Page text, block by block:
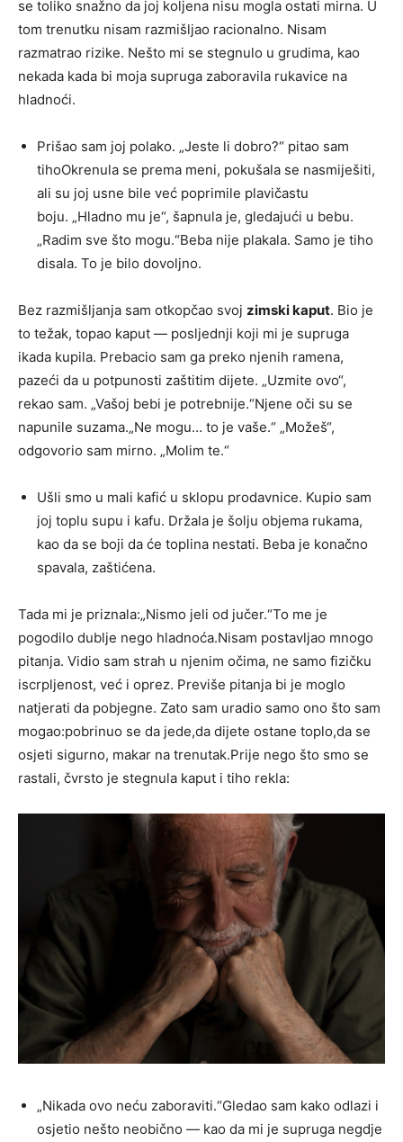
se toliko snažno da joj koljena nisu mogla ostati mirna. U
tom trenutku nisam razmišljao racionalno. Nisam
razmatrao rizike. Nešto mi se stegnulo u grudima, kao
nekada kada bi moja supruga zaboravila rukavice na
hladnoći.
Prišao sam joj polako. „Jeste li dobro?“ pitao sam
tihoOkrenula se prema meni, pokušala se nasmiješiti,
ali su joj usne bile već poprimile plavičastu
boju. „Hladno mu je“, šapnula je, gledajući u bebu.
„Radim sve što mogu.“Beba nije plakala. Samo je tiho
disala. To je bilo dovoljno.
Bez razmišljanja sam otkopčao svoj zimski kaput. Bio je
to težak, topao kaput — posljednji koji mi je supruga
ikada kupila. Prebacio sam ga preko njenih ramena,
pazeći da u potpunosti zaštitim dijete. „Uzmite ovo“,
rekao sam. „Vašoj bebi je potrebnije.“Njene oči su se
napunile suzama.„Ne mogu… to je vaše.“ „Možeš“,
odgovorio sam mirno. „Molim te.“
Ušli smo u mali kafić u sklopu prodavnice. Kupio sam
joj toplu supu i kafu. Držala je šolju objema rukama,
kao da se boji da će toplina nestati. Beba je konačno
spavala, zaštićena.
Tada mi je priznala:„Nismo jeli od jučer.“To me je
pogodilo dublje nego hladnoća.Nisam postavljao mnogo
pitanja. Vidio sam strah u njenim očima, ne samo fizičku
iscrpljenost, već i oprez. Previše pitanja bi je moglo
natjerati da pobjegne. Zato sam uradio samo ono što sam
mogao:pobrinuo se da jede,da dijete ostane toplo,da se
osjeti sigurno, makar na trenutak.Prije nego što smo se
rastali, čvrsto je stegnula kaput i tiho rekla:
„Nikada ovo neću zaboraviti.“Gledao sam kako odlazi i
osjetio nešto neobično — kao da mi je supruga negdje